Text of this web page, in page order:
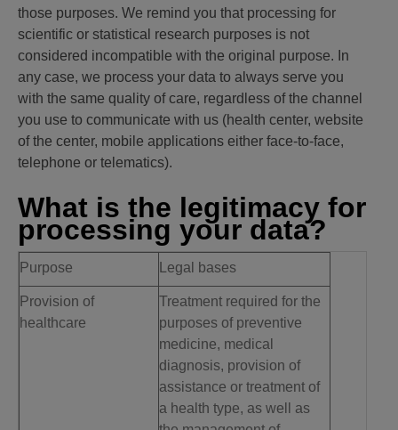
those purposes. We remind you that processing for
scientific or statistical research purposes is not
considered incompatible with the original purpose. In
any case, we process your data to always serve you
with the same quality of care, regardless of the channel
you use to communicate with us (health center, website
of the center, mobile applications either face-to-face,
telephone or telematics).
What is the legitimacy for
processing your data?
Purpose Legal bases
Provision of
healthcare
Treatment required for the
purposes of preventive
medicine, medical
diagnosis, provision of
assistance or treatment of
a health type, as well as